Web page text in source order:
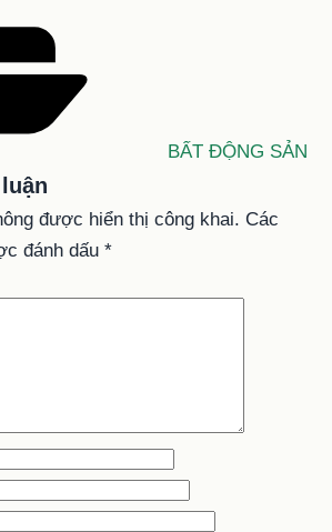
BẤT ĐỘNG SẢN
được hiển thị công khai. Các
đánh dấu *